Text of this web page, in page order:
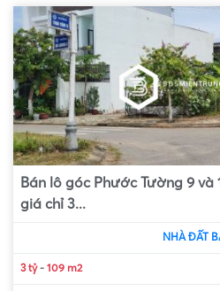
Bán lô góc Phước Tường 9 và
giá chỉ 3...
NHÀ ĐẤT
3 tỷ- 109 m2